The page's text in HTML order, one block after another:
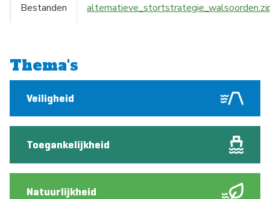
Bestanden
Thema's
Veiligheid
Toegankelijkheid
Natuurlijkheid